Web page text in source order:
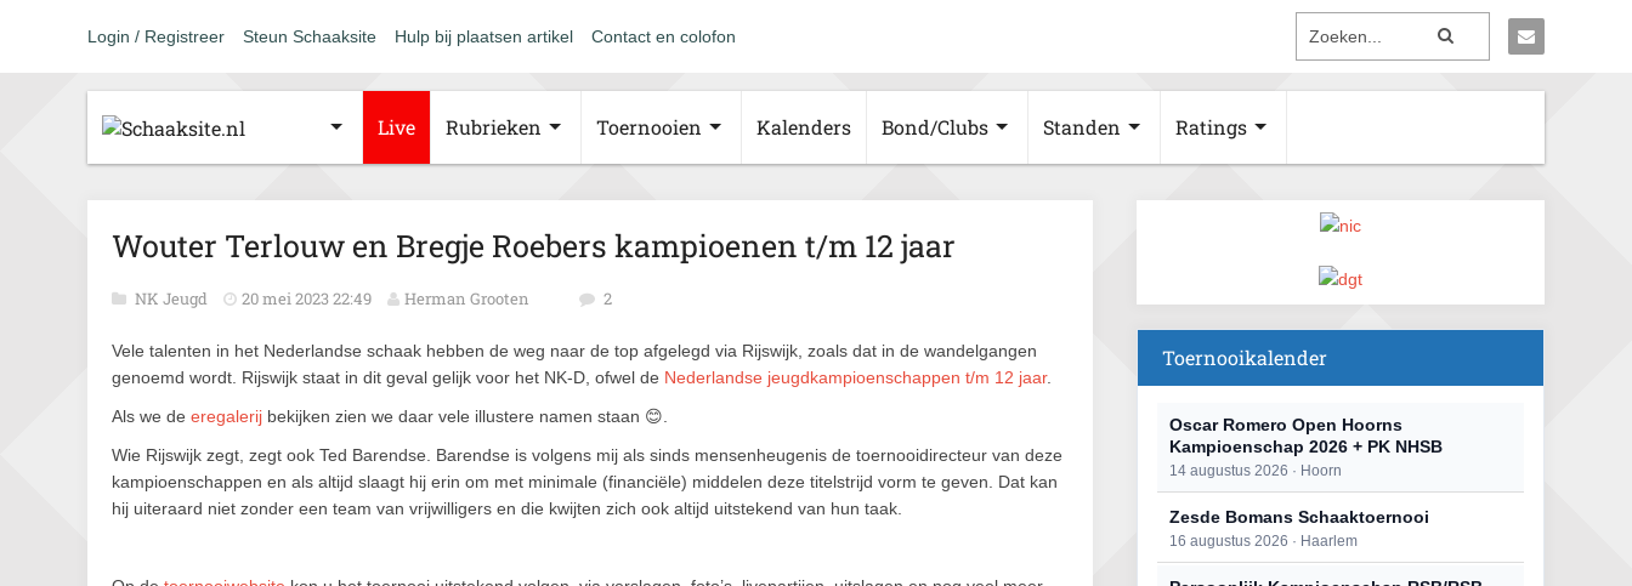
Login / Registreer Steun Schaaksite Hulp bij plaatsen artikel Contact en colofon
Live Rubrieken Toernooien Kalenders Bond/Clubs Standen Ratings
Wouter Terlouw en Bregje Roebers kampioenen t/m 12 jaar
NK Jeugd 20 mei 2023 22:49 Herman Grooten 2
Vele talenten in het Nederlandse schaak hebben de weg naar de top afgelegd via Rijswijk, zoals dat in de wandelgangen
genoemd wordt. Rijswijk staat in dit geval gelijk voor het NK-D, ofwel de Nederlandse jeugdkampioenschappen t/m 12 jaar.
Als we de eregalerij bekijken zien we daar vele illustere namen staan 😊.
Wie Rijswijk zegt, zegt ook Ted Barendse. Barendse is volgens mij als sinds mensenheugenis de toernooidirecteur van deze
kampioenschappen en als altijd slaagt hij erin om met minimale (financiële) middelen deze titelstrijd vorm te geven. Dat kan
hij uiteraard niet zonder een team van vrijwilligers en die kwijten zich ook altijd uitstekend van hun taak.
Toernooikalender
Oscar Romero Open Hoorns
Kampioenschap 2026 + PK NHSB
14 augustus 2026 · Hoorn
Zesde Bomans Schaaktoernooi
16 augustus 2026 · Haarlem